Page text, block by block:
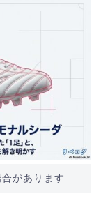
があります